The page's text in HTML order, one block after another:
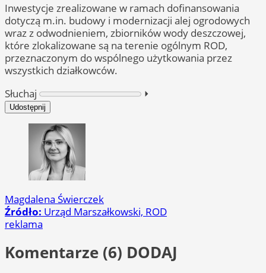
Inwestycje zrealizowane w ramach dofinansowania
dotyczą m.in. budowy i modernizacji alej ogrodowych
wraz z odwodnieniem, zbiorników wody deszczowej,
które zlokalizowane są na terenie ogólnym ROD,
przeznaczonym do wspólnego użytkowania przez
wszystkich działkowców.
Słuchaj
⏵︎
Udostępnij
Magdalena Świerczek
Źródło: Urząd Marszałkowski, ROD
reklama
Komentarze (6) DODAJ